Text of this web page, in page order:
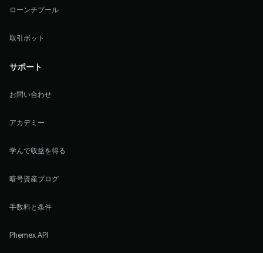
ローンチプール
取引ボット
サポート
お問い合わせ
アカデミー
学んで収益を得る
暗号資産ブログ
手数料と条件
Phemex API